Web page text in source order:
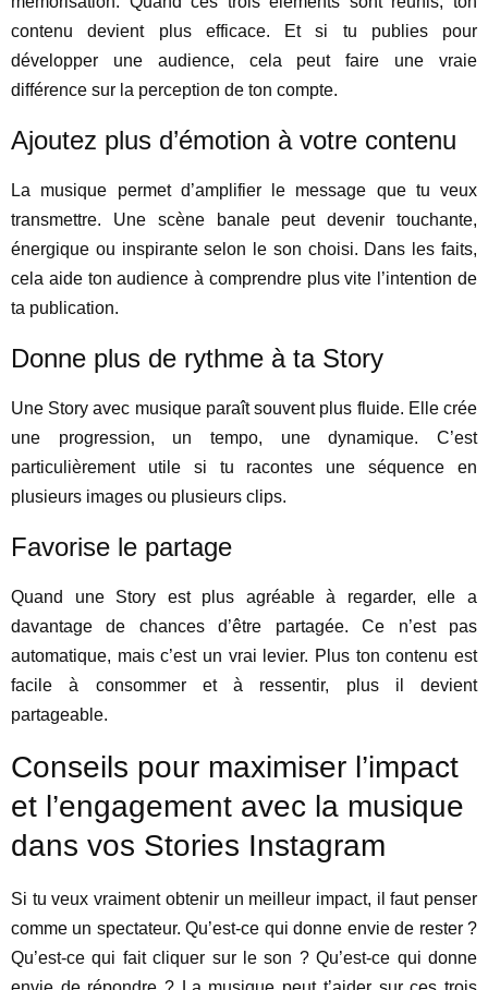
contenu devient plus efficace. Et si tu publies pour
développer une audience, cela peut faire une vraie
différence sur la perception de ton compte.
Ajoutez plus d’émotion à votre contenu
La musique permet d’amplifier le message que tu veux
transmettre. Une scène banale peut devenir touchante,
énergique ou inspirante selon le son choisi. Dans les faits,
cela aide ton audience à comprendre plus vite l’intention de
ta publication.
Donne plus de rythme à ta Story
Une Story avec musique paraît souvent plus fluide. Elle crée
une progression, un tempo, une dynamique. C’est
particulièrement utile si tu racontes une séquence en
plusieurs images ou plusieurs clips.
Favorise le partage
Quand une Story est plus agréable à regarder, elle a
davantage de chances d’être partagée. Ce n’est pas
automatique, mais c’est un vrai levier. Plus ton contenu est
facile à consommer et à ressentir, plus il devient
partageable.
Conseils pour maximiser l’impact
et l’engagement avec la musique
dans vos Stories Instagram
Si tu veux vraiment obtenir un meilleur impact, il faut penser
comme un spectateur. Qu’est-ce qui donne envie de rester ?
Qu’est-ce qui fait cliquer sur le son ? Qu’est-ce qui donne